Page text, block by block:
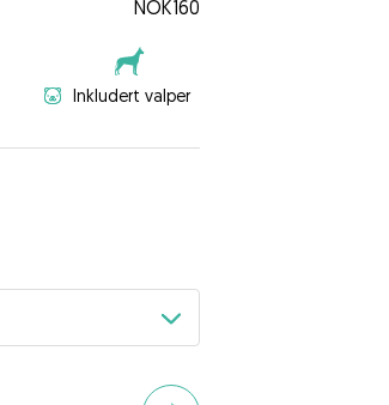
NOK160
Inkludert valper